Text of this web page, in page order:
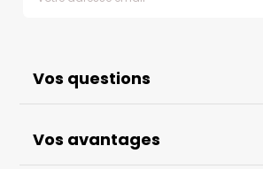
Vos questions
Vos avantages